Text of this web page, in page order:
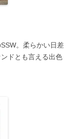
。柔らかい日差
ドとも言える出色